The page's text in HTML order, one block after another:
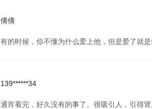
倩倩
有的时候，你不懂为什么爱上他，但是爱了就
139******34
通宵看完，好久没有的事了。很吸引人，引得